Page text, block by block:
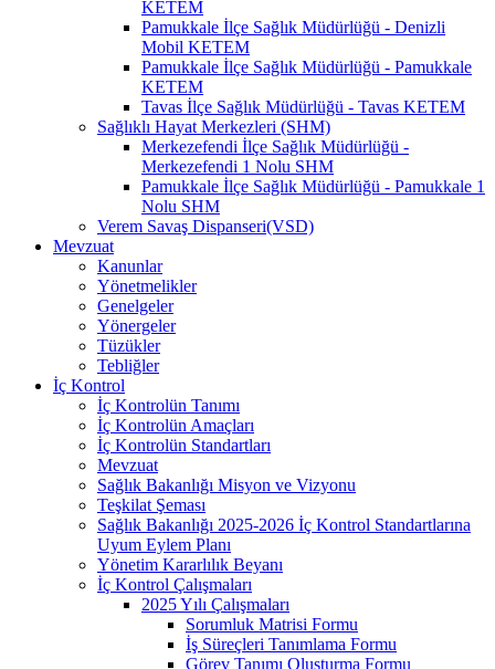
KETEM
Pamukkale İlçe Sağlık Müdürlüğü - Denizli
Mobil KETEM
Pamukkale İlçe Sağlık Müdürlüğü - Pamukkale
KETEM
Tavas İlçe Sağlık Müdürlüğü - Tavas KETEM
Sağlıklı Hayat Merkezleri (SHM)
Merkezefendi İlçe Sağlık Müdürlüğü -
Merkezefendi 1 Nolu SHM
Pamukkale İlçe Sağlık Müdürlüğü - Pamukkale 1
Nolu SHM
Verem Savaş Dispanseri(VSD)
Mevzuat
Kanunlar
Yönetmelikler
Genelgeler
Yönergeler
Tüzükler
Tebliğler
İç Kontrol
İç Kontrolün Tanımı
İç Kontrolün Amaçları
İç Kontrolün Standartları
Mevzuat
Sağlık Bakanlığı Misyon ve Vizyonu
Teşkilat Şeması
Sağlık Bakanlığı 2025-2026 İç Kontrol Standartlarına
Uyum Eylem Planı
Yönetim Kararlılık Beyanı
İç Kontrol Çalışmaları
2025 Yılı Çalışmaları
Sorumluk Matrisi Formu
İş Süreçleri Tanımlama Formu
Görev Tanımı Oluşturma Formu